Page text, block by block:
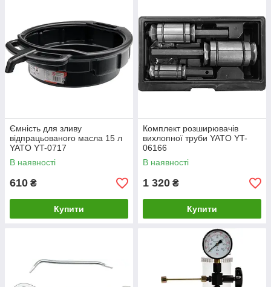
Ємність для зливу
відпрацьованого масла 15 л
YATO YT-0717
В наявності
610 ₴
Купити
Комплект розширювачів
вихлопної труби YATO YT-
06166
В наявності
1 320 ₴
Купити